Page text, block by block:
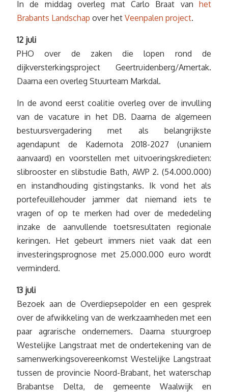
In de middag overleg mat Carlo Braat van het
Brabants Landschap over het Veenpalen project.
12 juli
PHO over de zaken die lopen rond de
dijkversterkingsproject Geertruidenberg/Amertak.
Daarna een overleg Stuurteam Markdal.
In de avond eerst coalitie overleg over de invulling
van de vacature in het DB. Daarna de algemeen
bestuursvergadering met als belangrijkste
agendapunt de Kadernota 2018-2027 (unaniem
aanvaard) en voorstellen met uitvoeringskredieten:
slibrooster en slibstudie Bath, AWP 2. (54.000.000)
en instandhouding gistingstanks. Ik vond het als
portefeuillehouder jammer dat niemand iets te
vragen of op te merken had over de mededeling
inzake de aanvullende toetsresultaten regionale
keringen. Het gebeurt immers niet vaak dat een
investeringsprognose met 25.000.000 euro wordt
verminderd.
13 juli
Bezoek aan de Overdiepsepolder en een gesprek
over de afwikkeling van de werkzaamheden met een
paar agrarische ondernemers. Daarna stuurgroep
Westelijke Langstraat met de ondertekening van de
samenwerkingsovereenkomst Westelijke Langstraat
tussen de provincie Noord-Brabant, het waterschap
Brabantse Delta, de gemeente Waalwijk en